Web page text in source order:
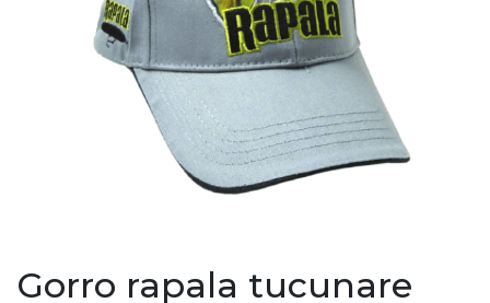
Gorro rapala tucunare